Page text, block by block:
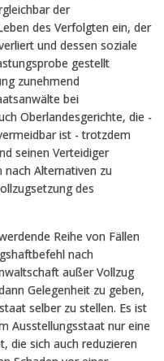
der
des Verfolgten ein, der
und dessen soziale
gestellt
zunehmend
bei
Oberlandesgerichte, die -
ist - trotzdem
seinen Verteidiger
Alternativen zu
des
Reihe von Fällen
nach
außer Vollzug
Gelegenheit zu geben,
selber zu stellen. Es ist
Ausstellungsstaat nur eine
die sich auch reduzieren